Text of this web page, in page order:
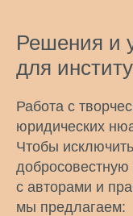
Решения и
для
Работа с
юридических
Чтобы
с авторами и
мы предлагаем: